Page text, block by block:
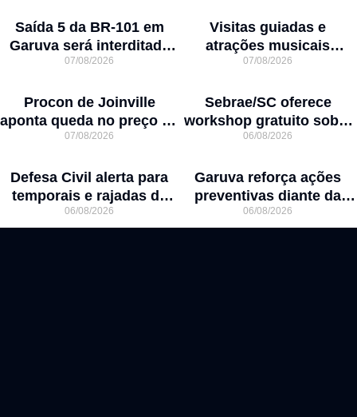
Saída 5 da BR-101 em
Garuva será interditada
por até 90 dias para obras
07/08/2026
Visitas guiadas e
atrações musicais
movimentam a agenda
Joinville
07/08/2026
Procon de Joinville
aponta queda no preço da
cesta básica em agosto
07/08/2026
Sebrae/SC oferece
workshop gratuito sobre
franquias em Joinville
06/08/2026
Defesa Civil alerta para
temporais e rajadas de
vento de até 70 km/h em
Joinville
06/08/2026
Garuva reforça ações
preventivas diante da
previsão de atuação do El
Niño
06/08/2026